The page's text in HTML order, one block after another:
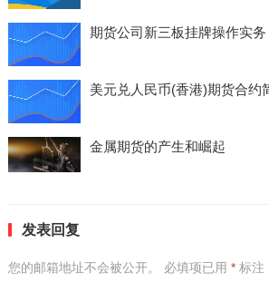
期货公司新三板挂牌操作实务
美元兑人民币(香港)期货合约
金属期货的产生和崛起
发表回复
您的邮箱地址不会被公开。 必填项已用 *标注